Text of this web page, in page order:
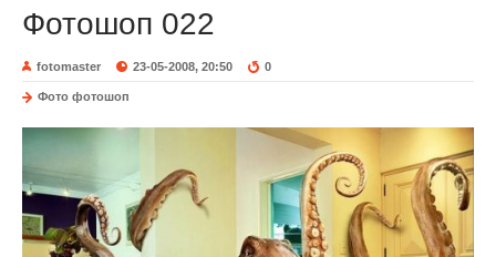
Фотошоп 022
fotomaster 23-05-2008, 20:50 0
Фото фотошоп